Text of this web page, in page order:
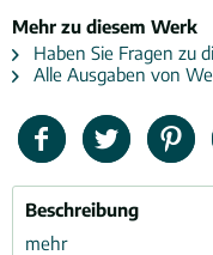
Mehr zu diesem Werk
Haben Sie Fragen zu
Alle Ausgaben von
Beschreibung
mehr